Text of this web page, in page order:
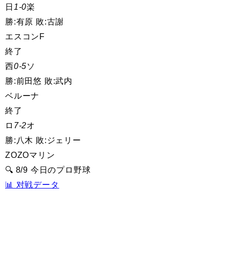
日 1-0楽
勝:有原 敗:古謝
エスコンF
終了
西0-5ソ
勝:前田悠 敗:武内
ベルーナ
終了
ロ 7-2オ
勝:八木 敗:ジェリー
ZOZOマリン
🔍 8/9 今日のプロ野球
📊 对戦データ